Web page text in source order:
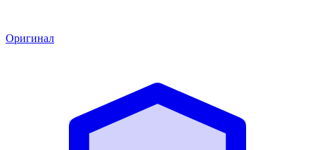
Оригинал